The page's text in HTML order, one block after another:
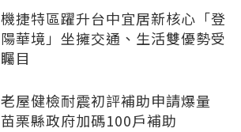
機捷特區躍升台中宜居新核心「登
陽華境」坐擁交通、生活雙優勢受
矚目
老屋健檢耐震初評補助申請爆量
苗栗縣政府加碼100戶補助